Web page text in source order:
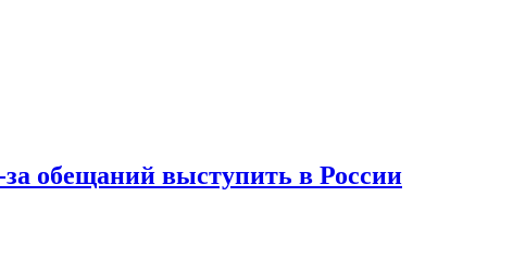
обещаний выступить в России